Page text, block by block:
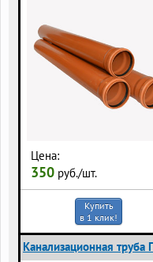
Цена:
350 руб./шт.
Купить
в 1 клик!
Канализационная